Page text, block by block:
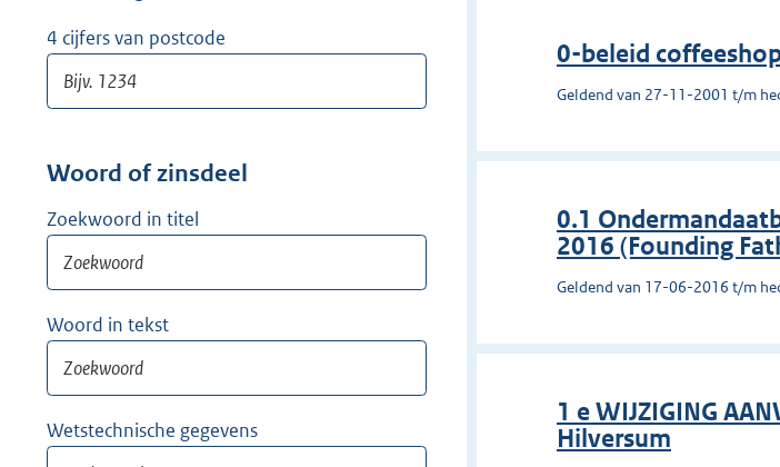
i
4 cijfers van postcode
Woord of zinsdeel
Zoekwoord in titel
Woord in tekst
Wetstechnische gegevens
0-beleid
Geldend van 27-11-2001 t/m
0.1
2016 (Founding
Geldend van 17-06-2016 t/m
1 e WIJZIGING
Hilversum